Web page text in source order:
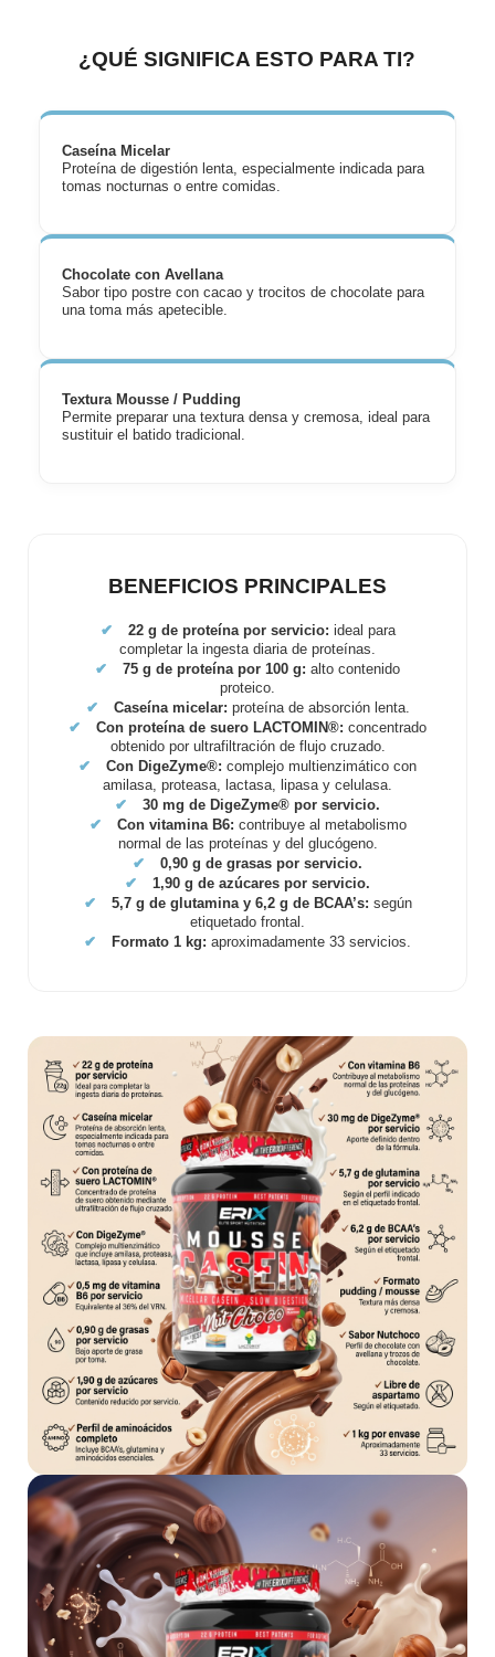
¿QUÉ SIGNIFICA ESTO PARA TI?
Caseína Micelar
Proteína de digestión lenta, especialmente indicada para
tomas nocturnas o entre comidas.
Chocolate con Avellana
Sabor tipo postre con cacao y trocitos de chocolate para
una toma más apetecible.
Textura Mousse / Pudding
Permite preparar una textura densa y cremosa, ideal para
sustituir el batido tradicional.
BENEFICIOS PRINCIPALES
✔ 22 g de proteína por servicio: ideal para
completar la ingesta diaria de proteínas.
✔ 75 g de proteína por 100 g: alto contenido
proteico.
✔ Caseína micelar: proteína de absorción lenta.
✔ Con proteína de suero LACTOMIN®: concentrado
obtenido por ultrafiltración de flujo cruzado.
✔ Con DigeZyme®: complejo multienzimático con
amilasa, proteasa, lactasa, lipasa y celulasa.
✔ 30 mg de DigeZyme® por servicio.
✔ Con vitamina B6: contribuye al metabolismo
normal de las proteínas y del glucógeno.
✔ 0,90 g de grasas por servicio.
✔ 1,90 g de azúcares por servicio.
✔ 5,7 g de glutamina y 6,2 g de BCAA’s: según
etiquetado frontal.
✔ Formato 1 kg: aproximadamente 33 servicios.